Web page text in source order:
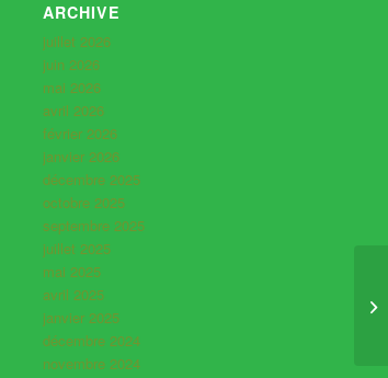
ARCHIVE
juillet 2026
juin 2026
mai 2026
avril 2026
février 2026
janvier 2026
décembre 2025
octobre 2025
septembre 2025
juillet 2025
mai 2025
avril 2025
janvier 2025
décembre 2024
novembre 2024